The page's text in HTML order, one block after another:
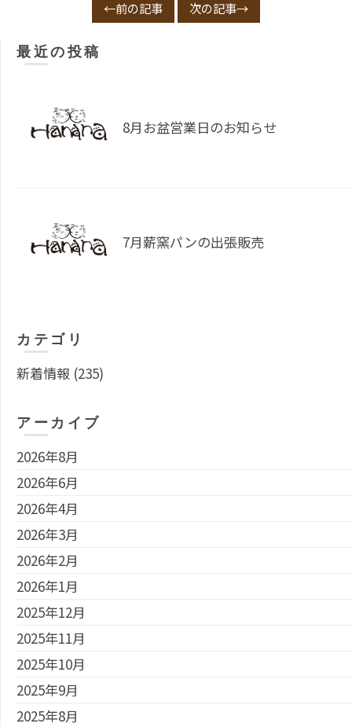
←前の記事 次の記事→
最近の投稿
8月お盆営業日のお知らせ
7月薪窯パンの出張販売
カテゴリ
新着情報 (235)
アーカイブ
2026年8月
2026年6月
2026年4月
2026年3月
2026年2月
2026年1月
2025年12月
2025年11月
2025年10月
2025年9月
2025年8月